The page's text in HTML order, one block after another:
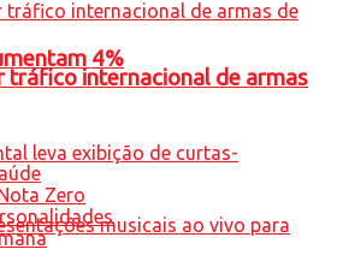
4%
tráfico internacional de armas
Zero